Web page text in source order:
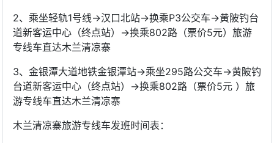
2、乘坐轻轨1号线→汉口北站→换乘P3公交车→黄陂钓台
道新客运中心（终点站）→换乘802路（票价5元）旅游
专线车直达木兰清凉寨
3、金银潭大道地铁金银潭站→乘坐295路公交车→黄陂钓
台道新客运中心（终点站）→换乘802路（票价5元 ）旅
游专线车直达木兰清凉寨
木兰清凉寨旅游专线车发班时间表：